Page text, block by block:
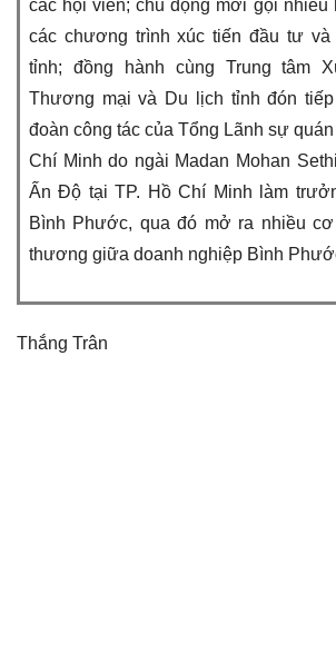
các hội viên; chủ động mời gọi nhiều
các chương trình xúc tiến đầu tư và
tỉnh; đồng hành cùng Trung tâm
Thương mại và Du lịch tỉnh đón
đoàn công tác của Tổng Lãnh sự
Chí Minh do ngài Madan Mohan
Ấn Độ tại TP. Hồ Chí Minh làm
Bình Phước, qua đó mở ra nhiều
thương giữa doanh nghiệp Bình
Thắng Trân